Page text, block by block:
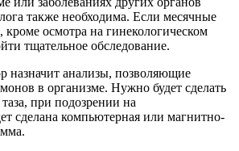
также необходима. Если месячные
кроме осмотра на гинекологическом
тщательное обследование.
назначит анализы, позволяющие
в организме. Нужно будет сделать
при подозрении на
сделана компьютерная или магнитно-